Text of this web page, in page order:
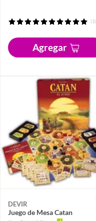
(1)
Agregar
DEVIR
Juego de Mesa Catan